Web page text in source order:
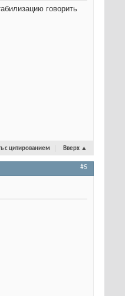
говорить
с цитированием Вверх ▲
#5